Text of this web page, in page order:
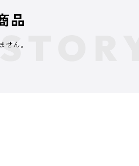
品
せん。